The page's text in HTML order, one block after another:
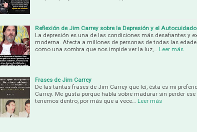
Reflexión de Jim Carrey sobre la Depresión y el Autocuidado
La depresión es una de las condiciones más desafiantes y
moderna. Afecta a millones de personas de todas las
como una sombra que nos impide ver la luz,…
Leer más
Frases de Jim Carrey
De las tantas frases de Jim Carrey que leí, ésta es mi
Carrey. Me gusta porque habla sobre madurar sin perder
tenemos dentro, por más que a vece…
Leer más